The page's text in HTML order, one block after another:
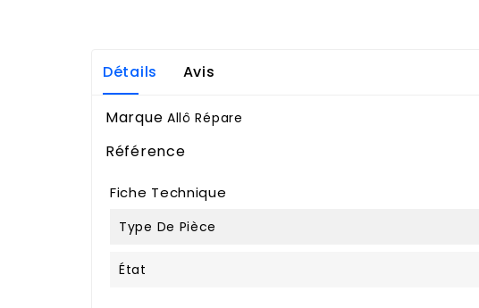
Détails Avis
Marque Allô Répare
Référence
Fiche Technique
Type De Pièce
État